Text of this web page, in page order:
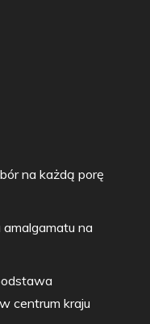
na każdą porę
na
centrum kraju